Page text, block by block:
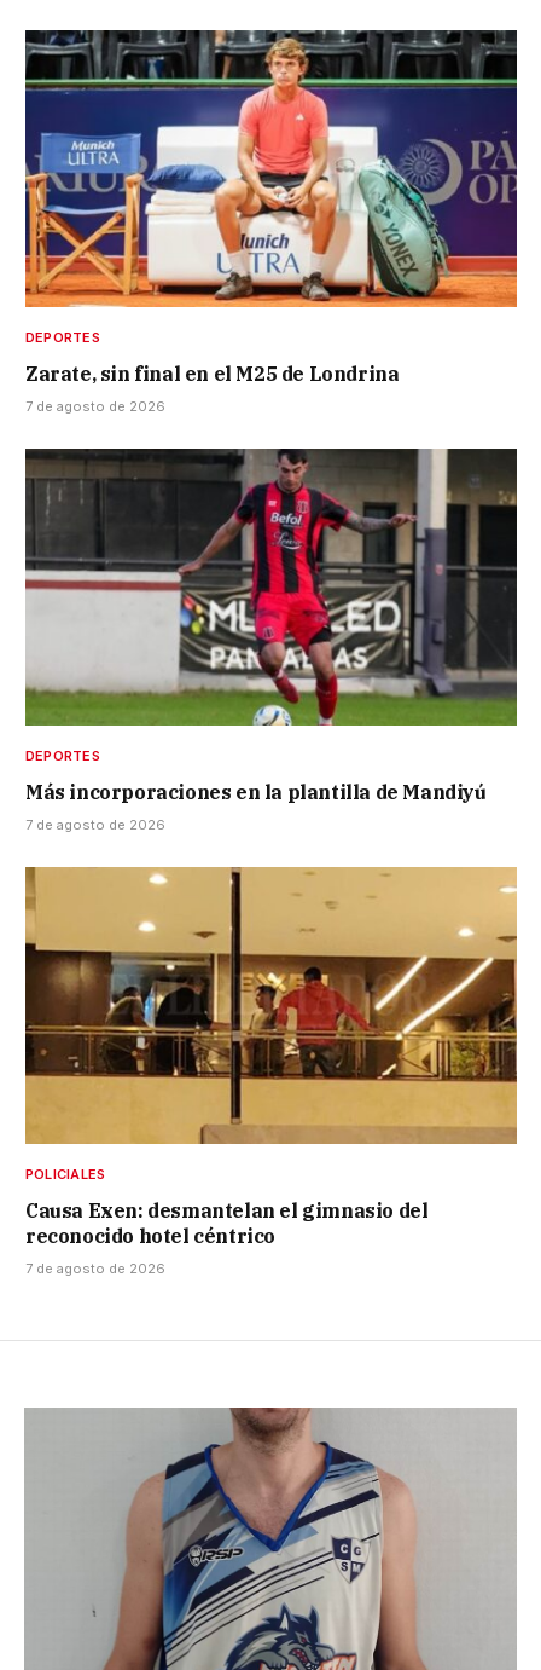
DEPORTES
Zarate, sin final en el M25 de Londrina
7 de agosto de 2026
DEPORTES
Más incorporaciones en la plantilla de Mandiyú
7 de agosto de 2026
POLICIALES
Causa Exen: desmantelan el gimnasio del
reconocido hotel céntrico
7 de agosto de 2026